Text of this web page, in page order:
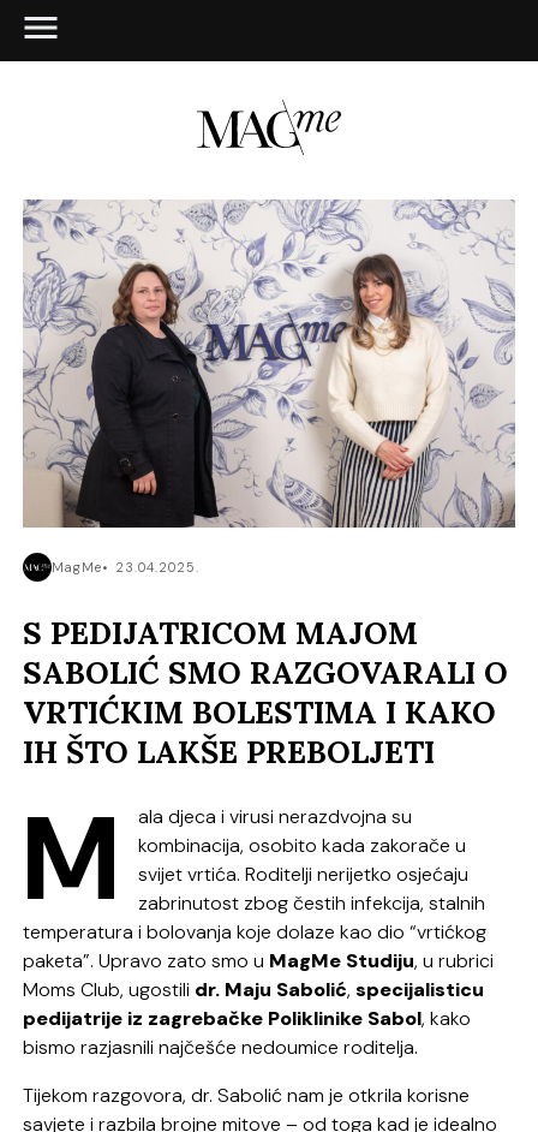
MagMe 23.04.2025.
S PEDIJATRICOM MAJOM
SABOLIĆ SMO RAZGOVARALI O
VRTIĆKIM BOLESTIMA I KAKO
IH ŠTO LAKŠE PREBOLJETI
M
ala djeca i virusi nerazdvojna su
kombinacija, osobito kada zakorače u
svijet vrtića. Roditelji nerijetko osjećaju
zabrinutost zbog čestih infekcija, stalnih
temperatura i bolovanja koje dolaze kao dio “vrtićkog
paketa”. Upravo zato smo u MagMe Studiju, u rubrici
Moms Club, ugostili dr. Maju Sabolić,specijalisticu
pedijatrije iz zagrebačke Poliklinike Sabol, kako
bismo razjasnili najčešće nedoumice roditelja.
Tijekom razgovora, dr. Sabolić nam je otkrila korisne
savjete i razbila brojne mitove – od toga kad je idealno